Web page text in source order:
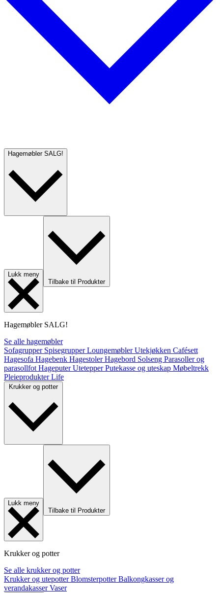
Hagemøbler SALG!
Lukk meny
Tilbake til Produkter
Hagemøbler SALG!
Se alle hagemøbler
Sofagrupper SpisegrupperLoungemøblerUtekjøkken Cafésett
Hagesofa Hagebenk HagestolerHagebord Solseng Parasoller og
parasollfot HageputerUtetepperPutekasse og uteskap Møbeltrekk
PleieprodukterLife
Krukker og potter
Lukk meny
Tilbake til Produkter
Krukker og potter
Se alle krukker og potter
Krukker og utepotterBlomsterpotterBalkongkasser og
verandakasserVaser